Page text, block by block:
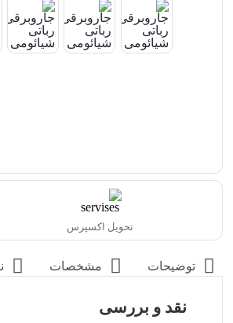
تحویل اکسپرس
توضیحات مشخصات
نقد و بررسی